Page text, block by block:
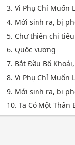
3. Vi Phụ Chỉ Muốn
4. Mới sinh ra, bị
5. Chư thiên chi
6. Quốc Vương
7. Bắt Đầu Bổ
8. Vi Phụ Chỉ Muốn
9. Mới sinh ra, bị
10. Ta Có Một Thân